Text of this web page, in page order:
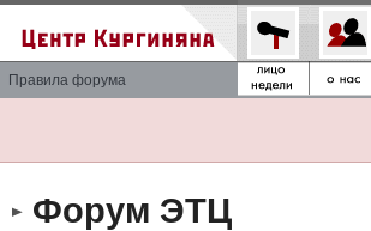
Правила форума
Форум ЭТЦ